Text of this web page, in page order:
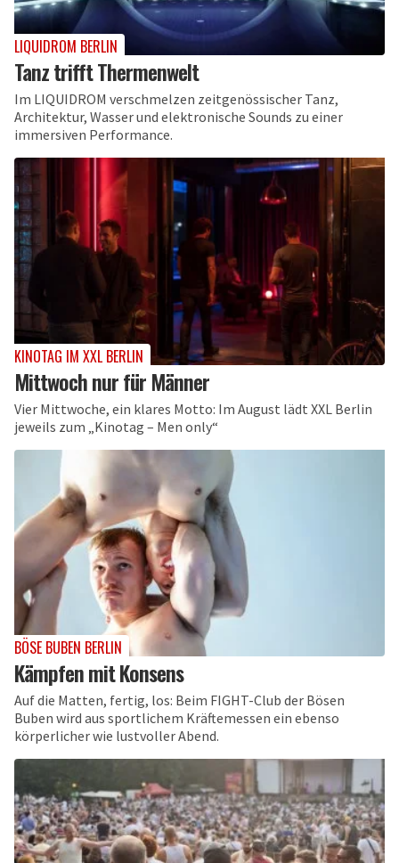
LIQUIDROM BERLIN
Tanz trifft Thermenwelt
Im LIQUIDROM verschmelzen zeitgenössischer Tanz,
Architektur, Wasser und elektronische Sounds zu einer
immersiven Performance.
KINOTAG IM XXL BERLIN
Mittwoch nur für Männer
Vier Mittwoche, ein klares Motto: Im August lädt XXL Berlin
jeweils zum „Kinotag – Men only“
BÖSE BUBEN BERLIN
Kämpfen mit Konsens
Auf die Matten, fertig, los: Beim FIGHT-Club der Bösen
Buben wird aus sportlichem Kräftemessen ein ebenso
körperlicher wie lustvoller Abend.